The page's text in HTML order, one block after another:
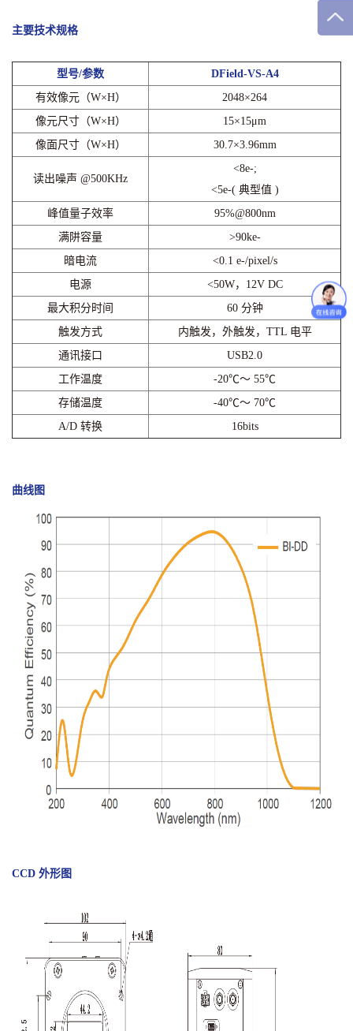
主要技术规格
型号/参数
DField-VS-A4
有效像元（W×H）
2048×264
像元尺寸（W×H）
15×15μm
像面尺寸（W×H）
30.7×3.96mm
读出噪声 @500KHz
<8e-;
<5e-( 典型值 )
峰值量子效率
95%@800nm
满阱容量
>90ke-
暗电流
<0.1 e-/pixel/s
电源
<50W，12V DC
最大积分时间
60 分钟
触发方式
内触发，外触发，TTL 电平
通讯接口
USB2.0
工作温度
-20℃～ 55℃
存储温度
-40℃～ 70℃
A/D 转换
16bits
曲线图
CCD 外形图